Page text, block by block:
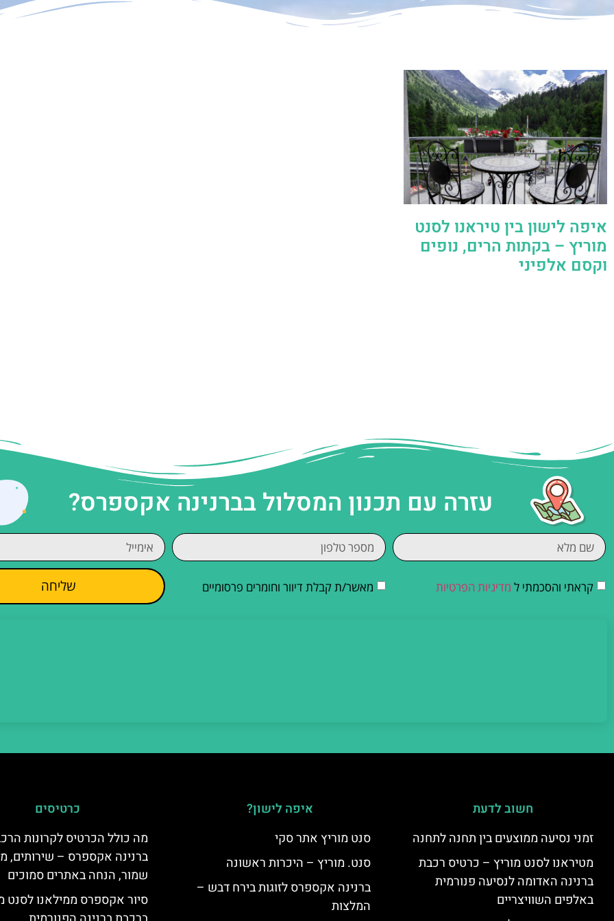
איפה לישון בין טיראנו לסנט
מוריץ – בקתות הרים, נופים
וקסם אלפיני
עזרה עם תכנון המסלול בברנינה אקספרס?
קראתי והסכמתי ל מדיניות הפרטיות מאשר/ת קבלת דיוור וחומרים פרסומיים שליחה
חשוב לדעת
זמני נסיעה ממוצעים בין תחנה לתחנה
מטיראנו לסנט מוריץ – כרטיס רכבת
ברנינה האדומה לנסיעה פנורמית
באלפים השוויצריים
איפה לישון?
סנט מוריץ אתר סקי
סנט. מוריץ – היכרות ראשונה
ברנינה אקספרס לזוגות בירח דבש –
המלצות
כרטיסים
מה כולל הכרטיס לקרונות
ברנינה אקספרס – שירותים,
שמור, הנחה באתרים סמוכים
סיור אקספרס ממילאנו לסנט